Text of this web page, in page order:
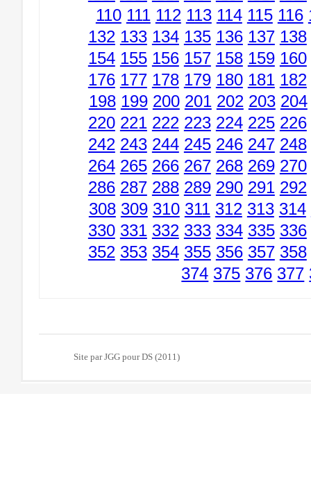
110 111 112 113 114 115 116
132 133 134 135 136 137 138
154 155 156 157 158 159 160
176 177 178 179 180 181 182
198 199 200 201 202 203 204
220 221 222 223 224 225 226
242 243 244 245 246 247 248
264 265 266 267 268 269 270
286 287 288 289 290 291 292
308 309 310 311 312 313 314
330 331 332 333 334 335 336
352 353 354 355 356 357 358
374 375 376 377
Site par JGG pour DS (2011)